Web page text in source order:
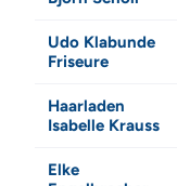
Udo Klabunde
Friseure
Haarladen
Isabelle Krauss
Elke